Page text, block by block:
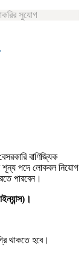
সুযোগ
বাণিজ্যিক
শূন্য পদে লোকবল নিয়োগ
পারবেন।
থাকতে হবে।